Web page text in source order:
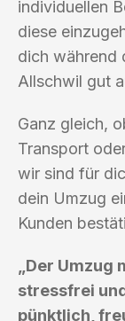
individuellen
diese
dich während
Allschwil gut
Ganz gleich,
Transport
wir sind für
dein Umzug
Kunden
„Der
stressfrei
pünktlich,